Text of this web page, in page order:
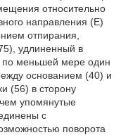
относительно
направления (Е)
отпирания,
удлиненный в
по меньшей мере один
основанием (40) и
(56) в сторону
упомянутые
с
поворота